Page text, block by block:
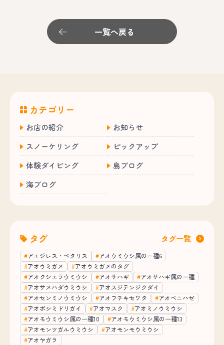
一覧へ戻る
カテゴリー
お店の紹介
お知らせ
スノーケリング
ピックアップ
体験ダイビング
島ブログ
海ブログ
タグ タグ一覧
アエジレス・ペタリス
アオウミウシ属の一種6
アオウミガメ
アオウミガメのタグ
アオクシエラウミウシ
アオサハギ
アオサハギ属の一種
アオサメハダウミウシ
アオスジテンジクダイ
アオセンミノウミウシ
アオフチキセワタ
アオベニハゼ
アオボシミドリガイ
アオマスク
アオミノウミウシ
アオモウミウシ属の一種10
アオモウミウシ属の一種13
アオモンツガルウミウシ
アオモンモウミウシ
アオヤガラ